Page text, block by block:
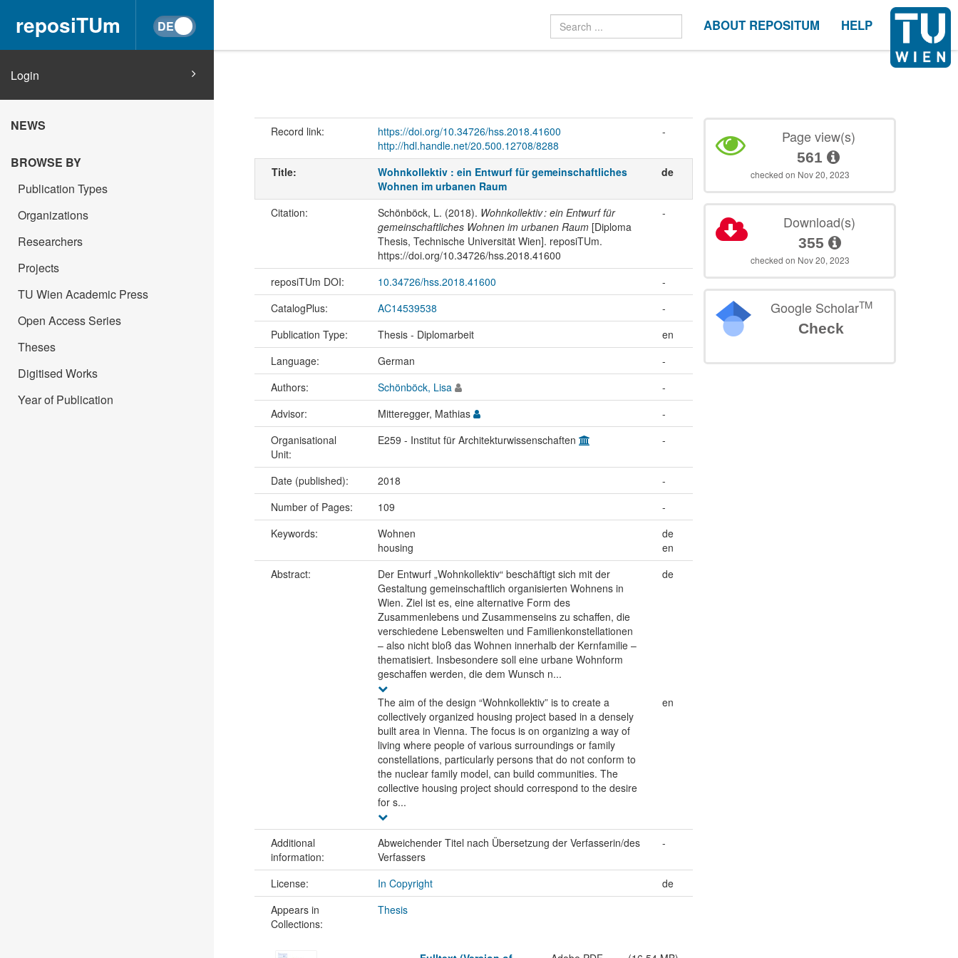
reposiTUm ABOUT REPOSITUM HELP
Login
NEWS
BROWSE BY
Publication Types
Organizations
Researchers
Projects
TU Wien Academic Press
Open Access Series
Theses
Digitised Works
Year of Publication
Record link:
https://doi.org/10.34726/hss.2018.41600
http://hdl.handle.net/20.500.12708/8288
-
Title:
Wohnkollektiv : ein Entwurf für gemeinschaftliches
Wohnen im urbanen Raum
de
Citation: Schönböck, L. (2018). Wohnkollektiv : ein Entwurf für
gemeinschaftliches Wohnen im urbanen Raum[Diploma
Thesis, Technische Universität Wien]. reposiTUm.
https://doi.org/10.34726/hss.2018.41600
-
reposiTUm DOI: 10.34726/hss.2018.41600
-
CatalogPlus:
AC14539538
-
Publication Type:
Thesis - Diplomarbeit
en
Language:
German
-
Authors:
Schönböck, Lisa
-
Advisor:
Mitteregger, Mathias
-
Organisational
Unit:
E259 - Institut für Architekturwissenschaften -
Date (published): 2018
-
Number of Pages:
109
-
Keywords:
Wohnen
de
housing
en
Abstract:
Der Entwurf „Wohnkollektiv“ beschäftigt sich mit der
Gestaltung gemeinschaftlich organisierten Wohnens in
Wien. Ziel ist es, eine alternative Form des
Zusammenlebens und Zusammenseins zu schaffen, die
verschiedene Lebenswelten und Familienkonstellationen
– also nicht bloß das Wohnen innerhalb der Kernfamilie –
thematisiert. Insbesondere soll eine urbane Wohnform
geschaffen werden, die dem Wunsch n...
de
The aim of the design “Wohnkollektiv” is to create a
collectively organized housing project based in a densely
built area in Vienna. The focus is on organizing a way of
living where people of various surroundings or family
constellations, particularly persons that do not conform to
the nuclear family model, can build communities. The
collective housing project should correspond to the desire
for s...
en
Additional
information:
Abweichender Titel nach Übersetzung der Verfasserin/des
Verfassers
-
License: In Copyright
de
Appears in
Collections:
Thesis
Page view(s)
561
checked on Nov 20, 2023
Download(s)
355
checked on Nov 20, 2023
Google ScholarTM
Check